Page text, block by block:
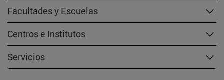
Facultades y Escuelas
Centros e Institutos
Servicios